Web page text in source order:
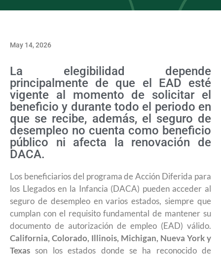
May 14, 2026
La elegibilidad depende
principalmente de que el EAD esté
vigente al momento de solicitar el
beneficio y durante todo el periodo en
que se recibe, además, el seguro de
desempleo no cuenta como beneficio
público ni afecta la renovación de
DACA.
Los beneficiarios del programa de Acción Diferida para
los Llegados en la Infancia (DACA) pueden acceder al
seguro de desempleo en varios estados, siempre que
cumplan con el requisito fundamental de mantener su
documento de autorización de empleo (EAD) válido.
California, Colorado, Illinois, Michigan, Nueva York y
Texas son los estados donde se ha reconocido de